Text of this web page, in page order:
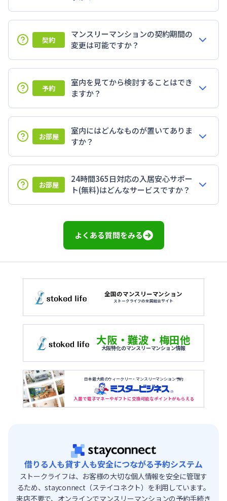
契約
マンスリーマンションの契約期間の
変更は可能ですか？
予約
室内を見てから検討することはでき
ますか？
お部屋
室内にはどんなものが置いてありま
すか？
お部屋
24時間365日対応の入居安心サポー
ト(無料)はどんなサービスですか？
よくある質問をみる
全国のマンスリーマンション
ストークライフの全国総合サイト
大阪・難波・梅田他
大阪特化のマンスリーマンション情報
日本最大級のウィークリー・マンスリーマンション予約
入居で電子マネーやギフトに交換可能なポイントがもらえる
借りる人も貸す人も安全につながる予約システム
ストークライフは、お客様の大切な個人情報を安全に管理す
るため、stayconnect（ステイコネクト）を利用しています。
来店不要で、オンラインでマンスリーマンションの予約手続き